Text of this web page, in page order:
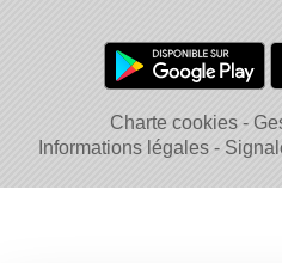
Charte cookies
Informations légales